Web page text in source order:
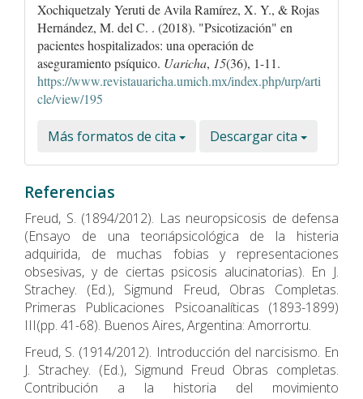
Xochiquetzaly Yeruti de Avila Ramírez, X. Y., & Rojas
Hernández, M. del C. . (2018). "Psicotización" en
pacientes hospitalizados: una operación de
aseguramiento psíquico. Uaricha, 15(36), 1-11.
https://www.revistauaricha.umich.mx/index.php/urp/arti
cle/view/195
Más formatos de cita Descargar cita
Referencias
Freud, S. (1894/2012). Las neuropsicosis de defensa
(Ensayo de una teorıápsicológica de la histeria
adquirida, de muchas fobias y representaciones
obsesivas, y de ciertas psicosis alucinatorias). En J.
Strachey. (Ed.), Sigmund Freud, Obras Completas.
Primeras Publicaciones Psicoanalíticas (1893-1899)
III(pp. 41-68). Buenos Aires, Argentina: Amorrortu.
Freud, S. (1914/2012). Introducción del narcisismo. En
J. Strachey. (Ed.), Sigmund Freud Obras completas.
Contribución a la historia del movimiento